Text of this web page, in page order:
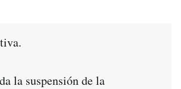
la suspensión de la